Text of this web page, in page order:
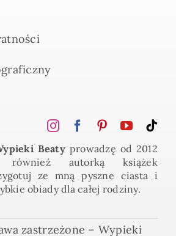
Beaty prowadzę od 2012
autorką książek
ze mną pyszne ciasta i
obiady dla całej rodziny.
zastrzeżone – Wypieki